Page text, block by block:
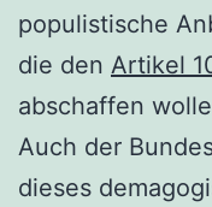
populistische
die den Artikel
abschaffen
Auch der
dieses